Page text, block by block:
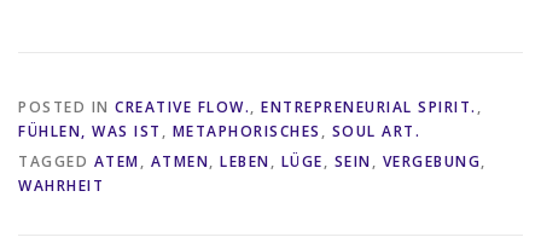
POSTED IN CREATIVE FLOW., ENTREPRENEURIAL SPIRIT. ,
FÜHLEN, WAS IST , METAPHORISCHES , SOUL ART.
TAGGED ATEM, ATMEN, LEBEN, LÜGE, SEIN, VERGEBUNG,
WAHRHEIT